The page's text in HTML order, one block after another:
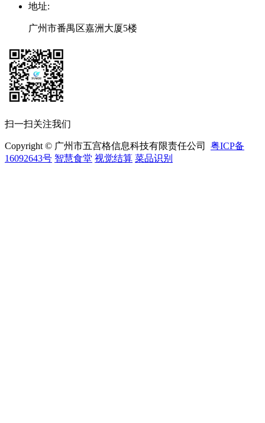
地址:
广州市番禺区嘉洲大厦5楼
扫一扫关注我们
Copyright © 广州市五宫格信息科技有限责任公司 粤ICP备
16092643号 智慧食堂 视觉结算 菜品识别